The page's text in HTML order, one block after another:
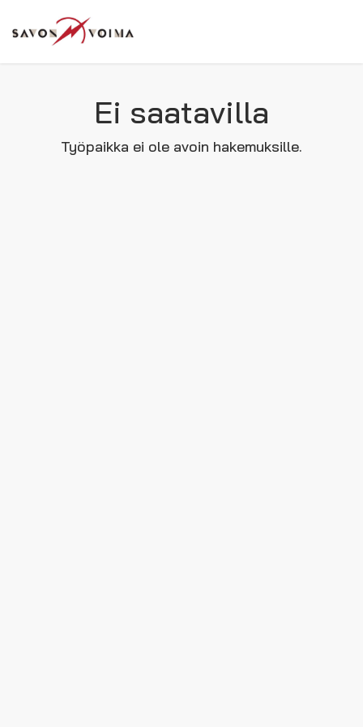
Ei saatavilla
Työpaikka ei ole avoin hakemuksille.